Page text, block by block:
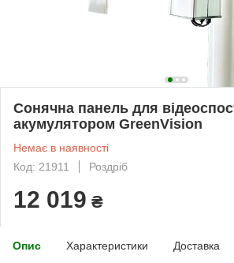
Сонячна панель для
акумулятором GreenVision
Немає в наявності
Код: 21911
Роздріб
12 019 ₴
Опис Характеристики Доставка